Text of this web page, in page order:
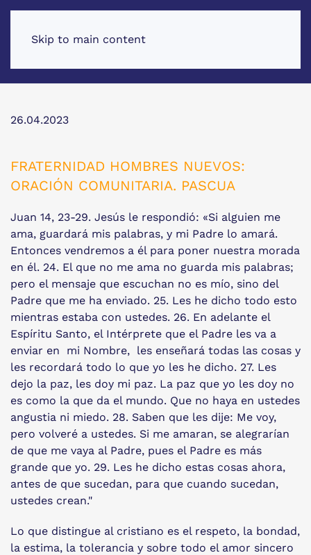
Skip to main content
26.04.2023
FRATERNIDAD HOMBRES NUEVOS:
ORACIÓN COMUNITARIA. PASCUA
Juan 14, 23-29. Jesús le respondió: «Si alguien me
ama, guardará mis palabras, y mi Padre lo amará.
Entonces vendremos a él para poner nuestra morada
en él. 24. El que no me ama no guarda mis palabras;
pero el mensaje que escuchan no es mío, sino del
Padre que me ha enviado. 25. Les he dicho todo esto
mientras estaba con ustedes. 26. En adelante el
Espíritu Santo, el Intérprete que el Padre les va a
enviar en mi Nombre, les enseñará todas las cosas y
les recordará todo lo que yo les he dicho. 27. Les
dejo la paz, les doy mi paz. La paz que yo les doy no
es como la que da el mundo. Que no haya en ustedes
angustia ni miedo. 28. Saben que les dije: Me voy,
pero volveré a ustedes. Si me amaran, se alegrarían
de que me vaya al Padre, pues el Padre es más
grande que yo. 29. Les he dicho estas cosas ahora,
antes de que sucedan, para que cuando sucedan,
ustedes crean."
Lo que distingue al cristiano es el respeto, la bondad,
la estima, la tolerancia y sobre todo el amor sincero